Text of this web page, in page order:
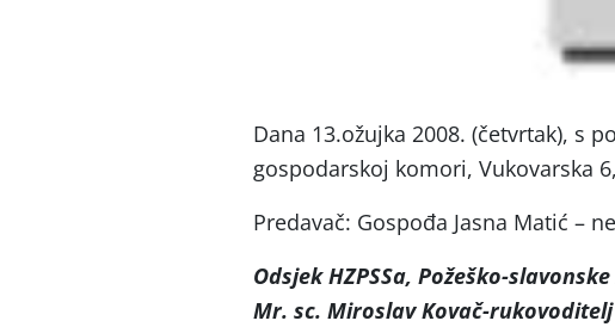
Dana 13.ožujka 2008. (četvrtak), s
gospodarskoj komori, Vukovarska
Predavač: Gospođa Jasna Matić –
Odsjek HZPSSa, Požeško-
Mr. sc. Miroslav Kovač-rukovoditelj